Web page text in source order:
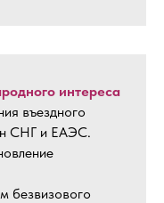
интереса
въездного
СНГ и ЕАЭС.
безвизового